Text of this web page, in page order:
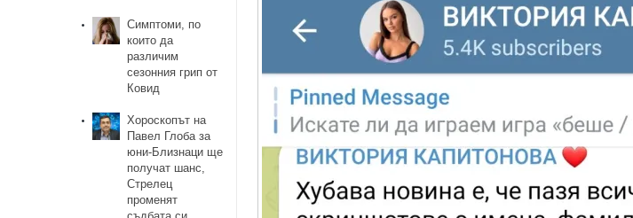
Симптоми, по
които да
различим
сезонния грип от
Ковид
Хороскопът на
Павел Глоба за
юни-Близнаци ще
получат шанс,
Стрелец
променят